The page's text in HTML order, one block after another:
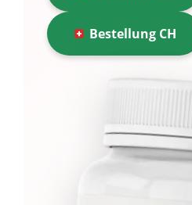
Bestellung CH